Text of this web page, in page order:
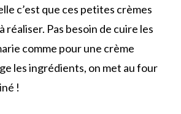
c’est que ces petites crèmes
réaliser. Pas besoin de cuire les
comme pour une crème
les ingrédients, on met au four
!